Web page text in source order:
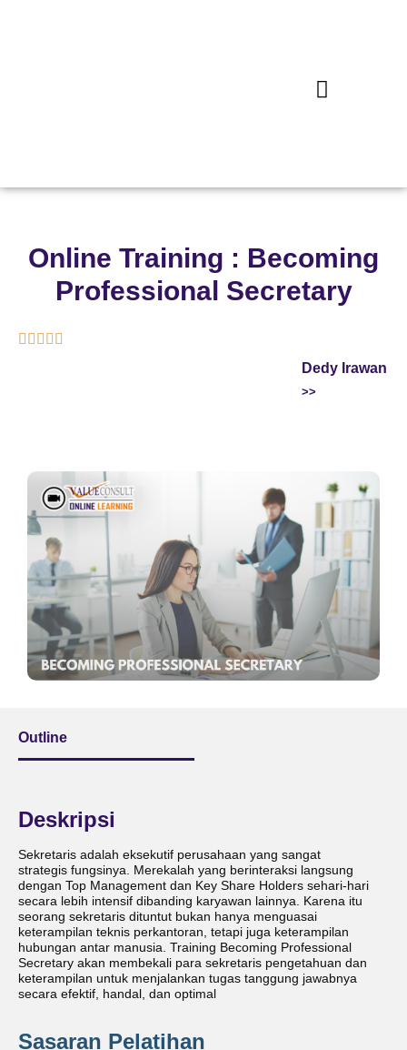
Online Training : Becoming
Professional Secretary
    
Dedy Irawan
Outline
Deskripsi
Sekretaris adalah eksekutif perusahaan yang sangat
strategis fungsinya. Merekalah yang berinteraksi langsung
dengan Top Management dan Key Share Holders sehari-hari
secara lebih intensif dibanding karyawan lainnya. Karena itu
seorang sekretaris dituntut bukan hanya menguasai
keterampilan teknis perkantoran, tetapi juga keterampilan
hubungan antar manusia. Training Becoming Professional
Secretary akan membekali para sekretaris pengetahuan dan
keterampilan untuk menjalankan tugas tanggung jawabnya
secara efektif, handal, dan optimal
Sasaran Pelatihan